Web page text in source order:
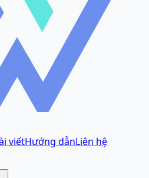
viếtHướng dẫnLiên hệ